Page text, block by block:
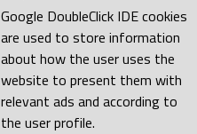
Google DoubleClick IDE cookies
are used to store information
about how the user uses the
website to present them with
relevant ads and according to
the user profile.